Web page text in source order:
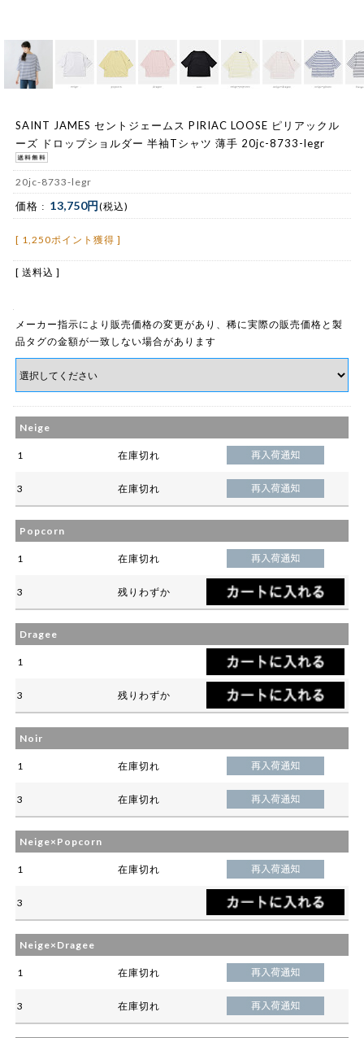
SAINT JAMES セントジェームス PIRIAC LOOSE ピリアックル
ーズ ドロップショルダー 半袖Tシャツ 薄手 20jc-8733-legr
20jc-8733-legr
価格 : 13,750円(税込)
[ 1,250ポイント獲得 ]
[ 送料込 ]
メーカー指示により販売価格の変更があり、稀に実際の販売価格と製
品タグの金額が一致しない場合があります
Neige
1 在庫切れ
3 在庫切れ
Popcorn
1 在庫切れ
3 残りわずか
Dragee
1
3 残りわずか
Noir
1 在庫切れ
3 在庫切れ
Neige×Popcorn
1 在庫切れ
3
Neige×Dragee
1 在庫切れ
3 在庫切れ